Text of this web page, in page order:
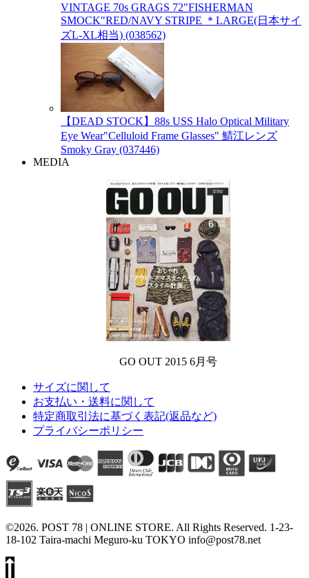
VINTAGE 70s GRAGS 72"FISHERMAN
SMOCK"RED/NAVY STRIPE ＊LARGE(日本サイ
ズL-XL相当) (038562)
【DEAD STOCK】88s USS Halo Optical Military
Eye Wear"Celluloid Frame Glasses" 鯖江レンズ
Smoky Gray (037446)
MEDIA
GO OUT 2015 6月号
サイズに関して
お支払い・送料に関して
特定商取引法に基づく表記(返品など)
プライバシーポリシー
©2026. POST 78 | ONLINE STORE. All Rights Reserved. 1-23-
18-102 Taira-machi Meguro-ku TOKYO info@post78.net